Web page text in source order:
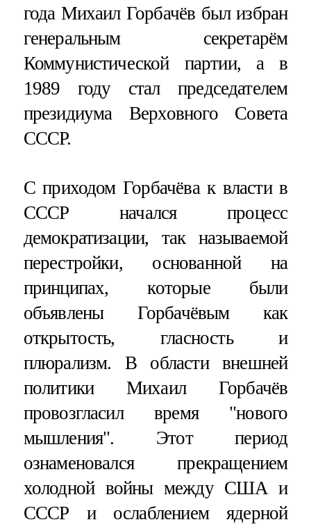
года Михаил Горбачёв был избран
генеральным секретарём
Коммунистической партии, а в
1989 году стал председателем
президиума Верховного Совета
СССР.
С приходом Горбачёва к власти в
СССР начался процесс
демократизации, так называемой
перестройки, основанной на
принципах, которые были
объявлены Горбачёвым как
открытость, гласность и
плюрализм. В области внешней
политики Михаил Горбачёв
провозгласил время "нового
мышления". Этот период
ознаменовался прекращением
холодной войны между США и
СССР и ослаблением ядерной